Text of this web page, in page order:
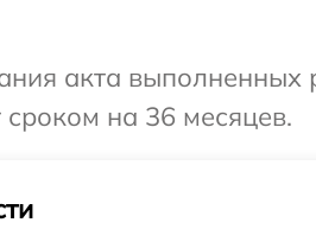
акта выполненных
на 36 месяцев.